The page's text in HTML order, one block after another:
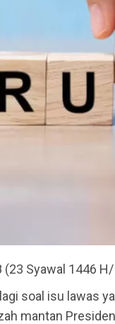
Syawal 1446
soal isu lawas
mantan